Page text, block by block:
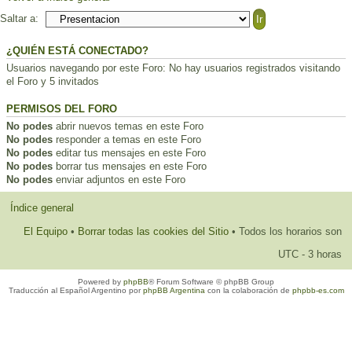
Saltar a:
¿QUIÉN ESTÁ CONECTADO?
Usuarios navegando por este Foro: No hay usuarios registrados visitando
el Foro y 5 invitados
PERMISOS DEL FORO
No podes abrir nuevos temas en este Foro
No podes responder a temas en este Foro
No podes editar tus mensajes en este Foro
No podes borrar tus mensajes en este Foro
No podes enviar adjuntos en este Foro
Índice general
El Equipo • Borrar todas las cookies del Sitio • Todos los horarios son
UTC - 3 horas
Powered by phpBB® Forum Software © phpBB Group
Traducción al Español Argentino porphpBB Argentina con la colaboración de phpbb-es.com